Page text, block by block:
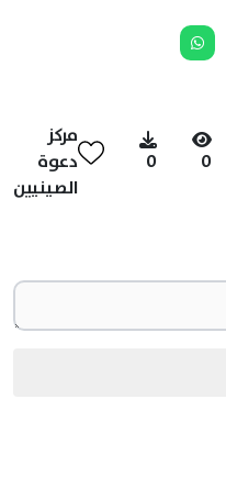
0
0
مركز
دعوة
الصينيين